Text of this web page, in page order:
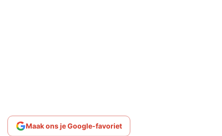
Maak ons je Google-favoriet